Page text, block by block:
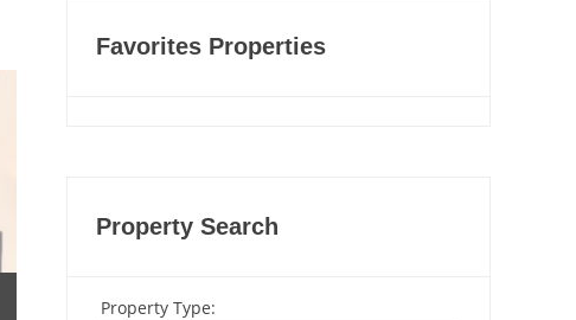
Favorites Properties
Property Search
Property Type: